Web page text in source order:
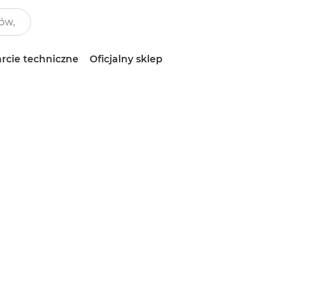
techniczne Oficjalny sklep